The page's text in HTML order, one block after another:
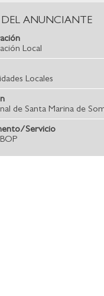
ANUNCIANTE
Local
Locales
de Santa Marina de
Servicio